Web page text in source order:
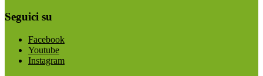
Seguici su
Facebook
Youtube
Instagram